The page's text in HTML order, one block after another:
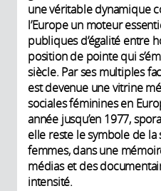
une véritable dynamique
l’Europe un moteur
publiques d’égalité entre
position de pointe qui
siècle. Par ses multiples
est devenue une vitrine
sociales féminines en
année jusqu’en 1977,
elle reste le symbole de
femmes, dans une
médias et des
intensité.